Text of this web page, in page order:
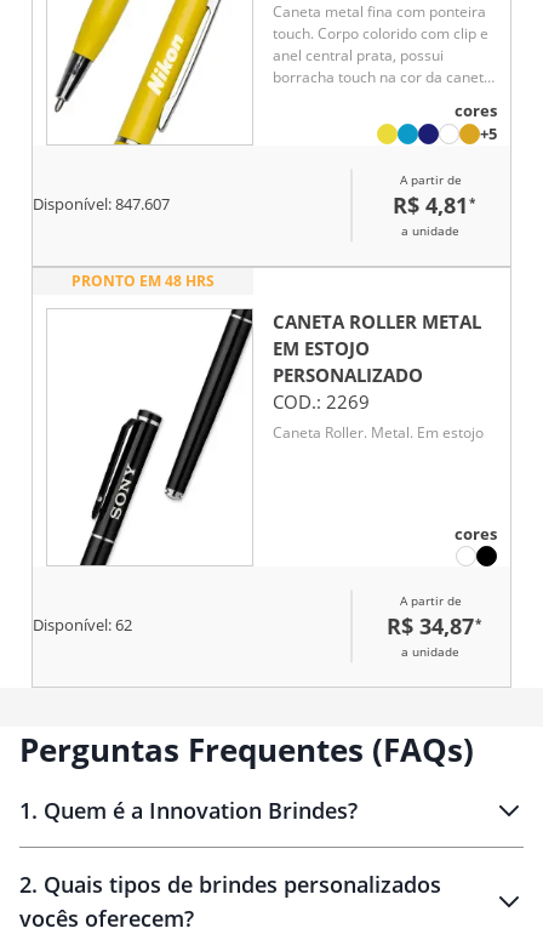
Caneta metal fina com ponteira
touch. Corpo colorido com clip e
anel central prata, possui
borracha touch na cor da caneta.
cores
+5
Disponível:847.607
A partir de
R$ 4,81 *
a unidade
PRONTO EM 48 HRS
CANETA ROLLER METAL
EM ESTOJO
PERSONALIZADO
COD.: 2269
Caneta Roller. Metal. Em estojo
cores
Disponível:62
A partir de
R$ 34,87*
a unidade
Perguntas Frequentes (FAQs)
1. Quem é a Innovation Brindes?
Brindes personalizados
2. Quais tipos de brindes personalizados
vocês oferecem?